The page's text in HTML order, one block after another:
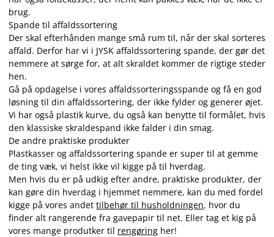
brug.
Spande til affaldssortering
Der skal efterhånden mange små rum til, når der skal sorteres
affald. Derfor har vi i JYSK affaldssortering spande, der gør det
nemmere at sørge for, at alt skraldet kommer de rigtige steder
hen.
Gå på opdagelse i vores affaldssorteringsspande og få en god
løsning til din affaldssortering, der ikke fylder og generer øjet.
Vi har også plastik kurve, du også kan benytte til formålet, hvis
den klassiske skraldespand ikke falder i din smag.
De andre praktiske produkter
Plastkasser og affaldssortering spande er super til at gemme
de ting væk, vi helst ikke vil kigge på til hverdag.
Men hvis du er på udkig efter andre, praktiske produkter, der
kan gøre din hverdag i hjemmet nemmere, kan du med fordel
kigge på vores andet tilbehør til husholdningen, hvor du
finder alt rangerende fra gavepapir til net. Eller tag et kig på
vores mange produtker til rengøring her!